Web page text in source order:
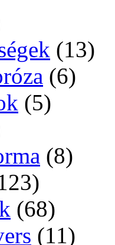
(13)
(6)
(5)
(8)
(68)
(11)